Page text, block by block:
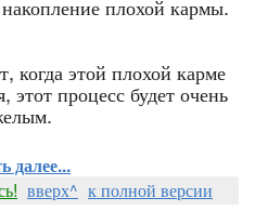
плохой кармы.
когда этой плохой карме
этот процесс будет очень
далее...
вверх^ к полной версии